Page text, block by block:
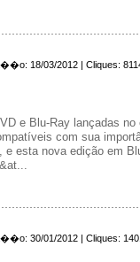
18/03/2012 | Cliques:
e Blu-Ray lançadas no
com sua
e esta nova edição em
30/01/2012 | Cliques: